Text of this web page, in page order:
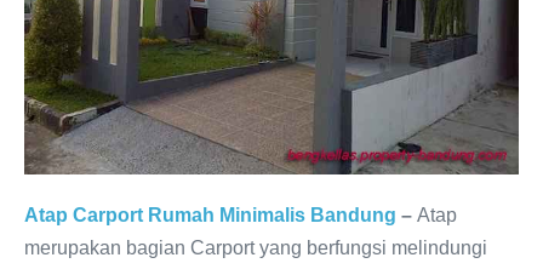
Atap Carport Rumah Minimalis Bandung – Atap
merupakan bagian Carport yang berfungsi melindungi